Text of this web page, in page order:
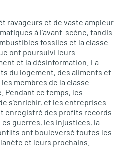
ravageurs et de vaste ampleur
à l’avant-scène, tandis
fossiles et la classe
ont poursuivi leurs
et la désinformation. La
du logement, des aliments et
les membres de la classe
Pendant ce temps, les
s’enrichir, et les entreprises
enregistré des profits records
guerres, les injustices, la
ont bouleversé toutes les
et leurs prochains.